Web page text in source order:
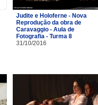
Judite e Holoferne - Nova
Reprodução da obra de
Caravaggio - Aula de
Fotografia - Turma 8
31/10/2016